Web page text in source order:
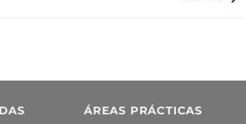
ÁREAS PRÁCTICAS